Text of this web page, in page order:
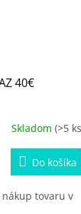
40€
Skladom (>5
Do košíka
nákup tovaru v